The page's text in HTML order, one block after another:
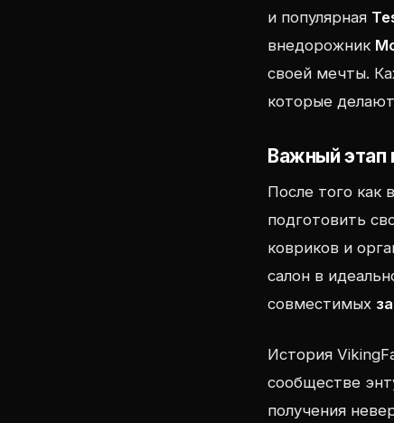
и популярная
внедорожник
своей мечты.
которые
Важный этап
После того как
подготовить
ковриков и
салон в
совместимых
История
сообществе
получения